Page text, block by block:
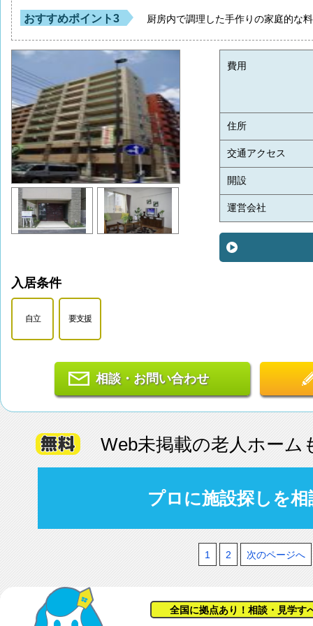
おすすめポイント3 厨房内で調理した手作りの家庭的な
費用
住所
交通アクセス
開設
運営会社
入居条件
自立 要支援
相談・お問い合わせ
Web未掲載の老人ホーム
プロに施設探しを
1 2 次のページへ
全国に拠点あり！相談・見学す